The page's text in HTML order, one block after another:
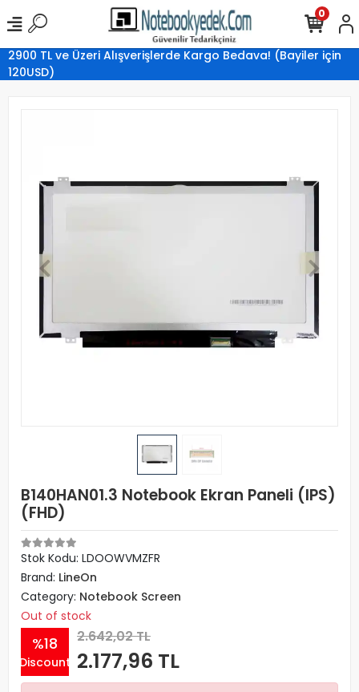
2900 TL ve Üzeri Alışverişlerde Kargo Bedava! (Bayiler için
120USD)
0
B140HAN01.3 Notebook Ekran Paneli (IPS)
(FHD)
Stok Kodu: LDOOWVMZFR
Brand: LineOn
Category: Notebook Screen
Out of stock
%18
Discount
2.642,02 TL
2.177,96 TL